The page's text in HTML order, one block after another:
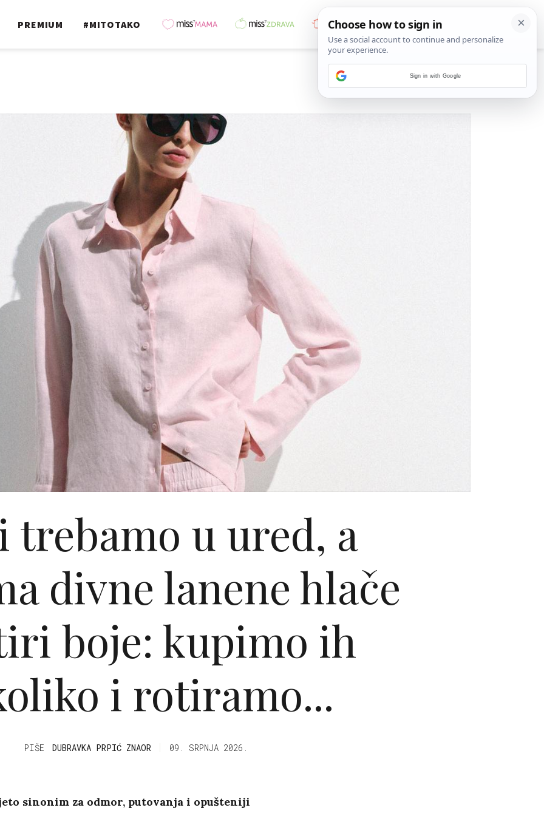
PREMIUM #MITOTAKO
trebamo u ured, a
divne lanene hlače
boje: kupimo ih
i rotiramo...
PIŠE DUBRAVKA PRPIĆ ZNAOR 09. SRPNJA 2026.
sinonim za odmor, putovanja i opušteniji
Sign in with Google